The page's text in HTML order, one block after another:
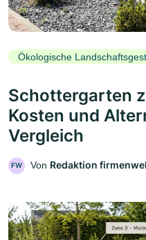
Ökologische
Schottergarten
Kosten und
Vergleich
FW Von Redaktion